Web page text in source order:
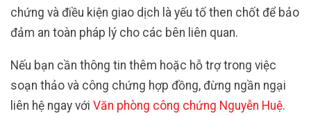
chứng và điều kiện giao dịch là yếu tố then chốt để bảo
đảm an toàn pháp lý cho các bên liên quan.
Nếu bạn cần thông tin thêm hoặc hỗ trợ trong việc
soạn thảo và công chứng hợp đồng, đừng ngần ngại
liên hệ ngay với Văn phòng công chứng Nguyễn Huệ.